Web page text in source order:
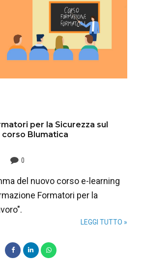
per la Sicurezza sul
corso Blumatica
0
del nuovo corso e-learning
Formatori per la
LEGGI TUTTO »